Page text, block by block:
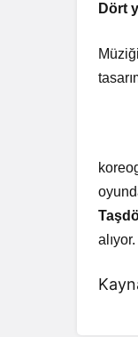
Dört
alıyor.